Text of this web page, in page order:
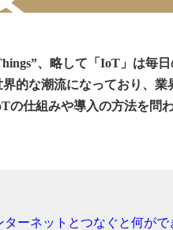
、略して「IoT」は毎
的な潮流になっており、
の仕組みや導入の方法を問
ターネットとつなぐと何が